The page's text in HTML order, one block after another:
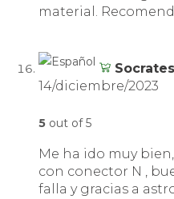
material.
14/diciembre/2023
5 out of 5
Me ha ido muy
con conector N ,
falla y gracias a